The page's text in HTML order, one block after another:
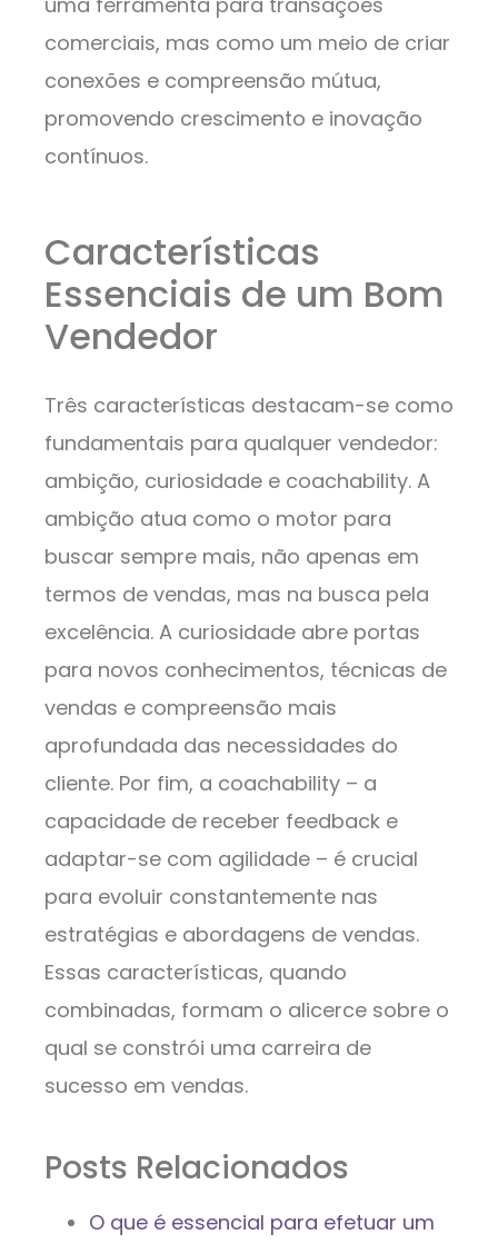
comerciais, mas como um meio de criar
conexões e compreensão mútua,
promovendo crescimento e inovação
contínuos.
Características
Essenciais de um Bom
Vendedor
Três características destacam-se como
fundamentais para qualquer vendedor:
ambição, curiosidade e coachability. A
ambição atua como o motor para
buscar sempre mais, não apenas em
termos de vendas, mas na busca pela
excelência. A curiosidade abre portas
para novos conhecimentos, técnicas de
vendas e compreensão mais
aprofundada das necessidades do
cliente. Por fim, a coachability – a
capacidade de receber feedback e
adaptar-se com agilidade – é crucial
para evoluir constantemente nas
estratégias e abordagens de vendas.
Essas características, quando
combinadas, formam o alicerce sobre o
qual se constrói uma carreira de
sucesso em vendas.
Posts Relacionados
O que é essencial para efetuar um